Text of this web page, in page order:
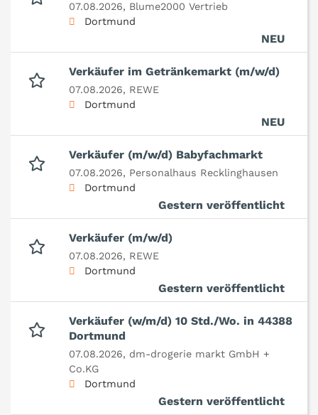
07.08.2026, Blume2000 Vertrieb
Dortmund
NEU
Verkäufer im Getränkemarkt (m/w/d)
07.08.2026, REWE
Dortmund
NEU
Verkäufer (m/w/d) Babyfachmarkt
07.08.2026, Personalhaus Recklinghausen
Dortmund
Gestern veröffentlicht
Verkäufer (m/w/d)
07.08.2026, REWE
Dortmund
Gestern veröffentlicht
Verkäufer (w/m/d) 10 Std./Wo. in 44388
Dortmund
07.08.2026, dm-drogerie markt GmbH +
Co.KG
Dortmund
Gestern veröffentlicht